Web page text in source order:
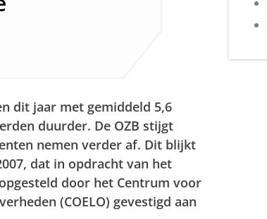
dit jaar met gemiddeld 5,6
duurder. De OZB stijgt
nemen verder af. Dit blijkt
dat in opdracht van het
door het Centrum voor
(COELO) gevestigd aan